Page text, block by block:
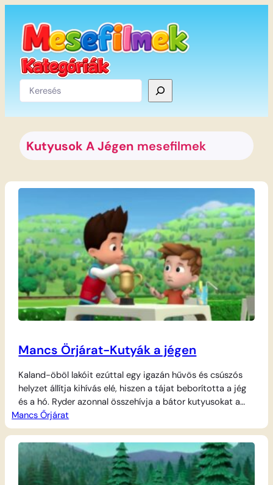
tartalomhoz
Keresés
Kutyusok A Jégen mesefilmek
Mancs Örjárat-Kutyák a jégen
Kaland-öböl lakóit ezúttal egy igazán hűvös és csúszós
helyzet állítja kihívás elé, hiszen a tájat beborította a jég
és a hó. Ryder azonnal összehívja a bátor kutyusokat a
Toronyba, hogy megtervezzék a legújabb mentőakciót a
fagyos terepen. A hat hősies kiskutya különleges
járgányaikkal és egyedi felszereléseikkel vág neki a
csúszós utaknak, hogy segítsenek a bajbajutottakon.…
Mancs Őrjárat